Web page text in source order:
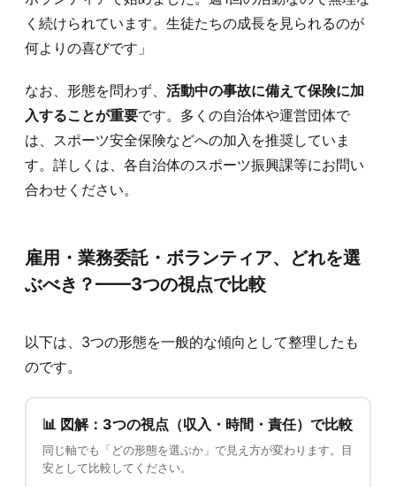
く続けられています。生徒たちの成長を見られるのが
何よりの喜びです」
なお、形態を問わず、 活動中の事故に備えて保険に加
入することが重要です。多くの自治体や運営団体で
は、スポーツ安全保険などへの加入を推奨していま
す。詳しくは、各自治体のスポーツ振興課等にお問い
合わせください。
雇用・業務委託・ボランティア、どれを選
ぶべき？——3つの視点で比較
以下は、3つの形態を一般的な傾向として整理したも
のです。
📊 図解：3つの視点（収入・時間・責任）で比較
同じ軸でも「どの形態を選ぶか」で見え方が変わります。目
安として比較してください。